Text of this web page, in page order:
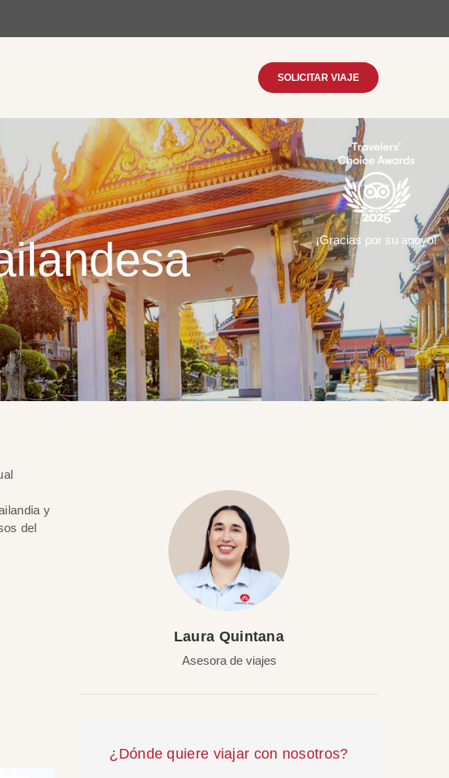
SOLICITAR VIAJE
¡Gracias por su apoyo!
y
del
Laura Quintana
Asesora de viajes
¿Dónde quiere viajar con nosotros?